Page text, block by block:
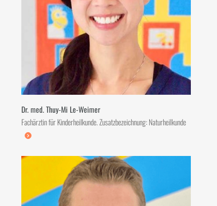
Dr. med. Thuy-Mi Le-Weimer
Fachärztin für Kinderheilkunde. Zusatzbezeichnung: Naturheilkunde